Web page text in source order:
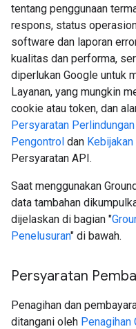
tentang penggunaan
respons, status
software dan laporan
kualitas dan performa,
diperlukan Google untuk
Layanan, yang mungkin
cookie atau token, dan
Persyaratan
Pengontrol dan
Persyaratan API.
Saat menggunakan
data tambahan
dijelaskan di bagian "
Penelusuran" di bawah.
Persyaratan
Penagihan dan
ditangani oleh Penagihan